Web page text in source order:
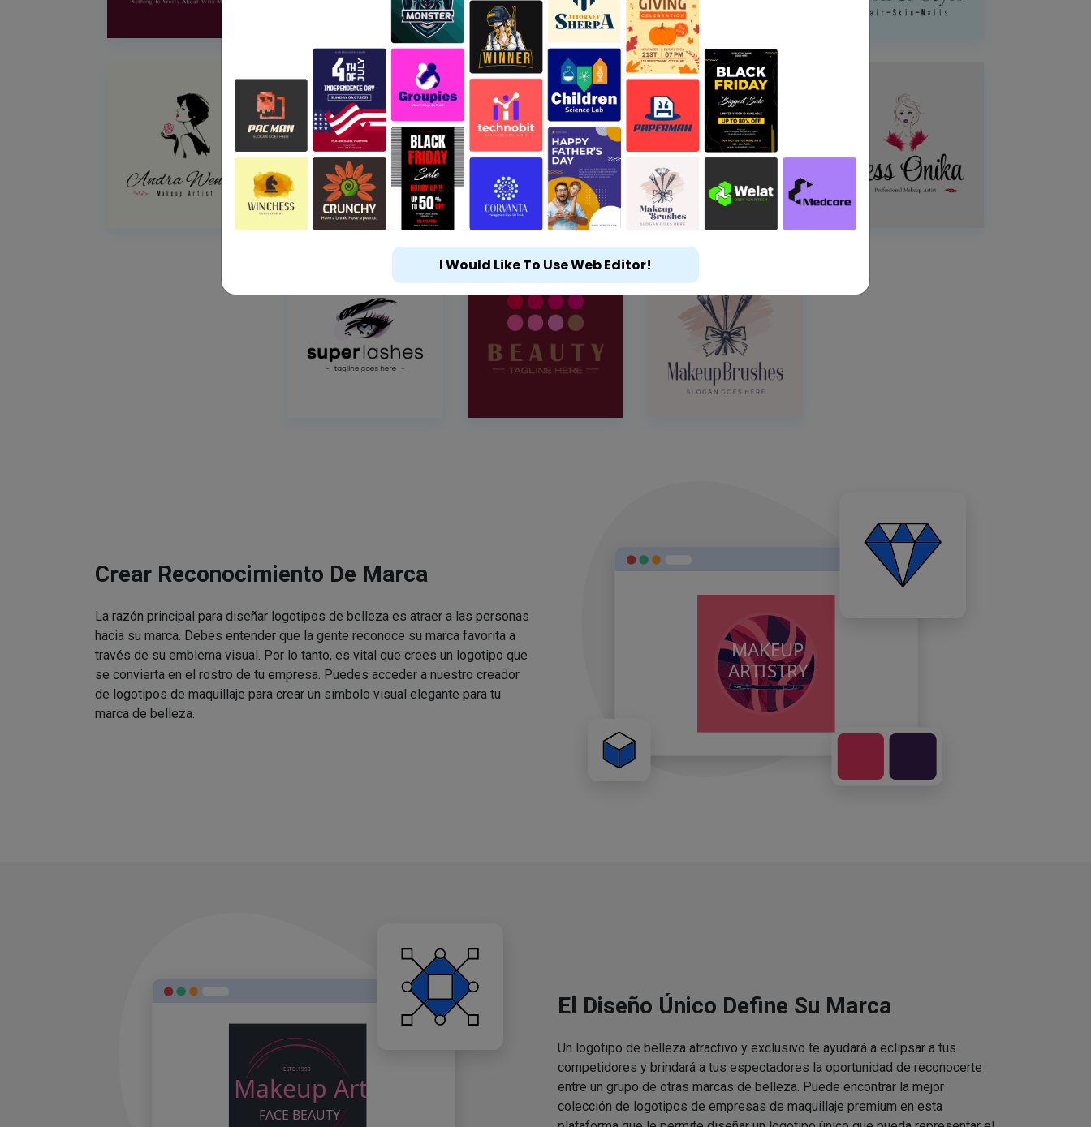
Crear Reconocimiento De Marca
La razón principal para diseñar logotipos de belleza es atraer a las personas
hacia su marca. Debes entender que la gente reconoce su marca favorita a
través de su emblema visual. Por lo tanto, es vital que crees un logotipo que
se convierta en el rostro de tu empresa. Puedes acceder a nuestro creador
de logotipos de maquillaje para crear un símbolo visual elegante para tu
marca de belleza.
El Diseño Único Define Su Marca
Un logotipo de belleza atractivo y exclusivo te ayudará a eclipsar a tus
competidores y brindará a tus espectadores la oportunidad de reconocerte
entre un grupo de otras marcas de belleza. Puede encontrar la mejor
colección de logotipos de empresas de maquillaje premium en esta
I Would Like To Use Web Editor!